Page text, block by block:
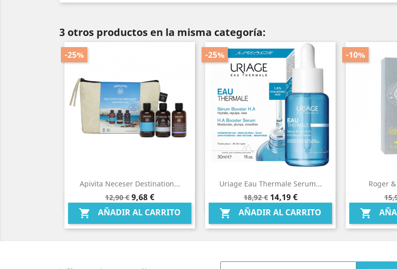
3 otros productos en la misma categoría:
Apivita Neceser Destination...
Precio
base
12,90 €
-25%
Precio
9,68 €
 AÑADIR AL CARRITO
Vista rápida
Uriage Eau Thermale Serum...
Precio
base
18,92 €
-25%
Precio
14,19 €
 AÑADIR AL CARRITO
Vista rápida
Roger
-10%

